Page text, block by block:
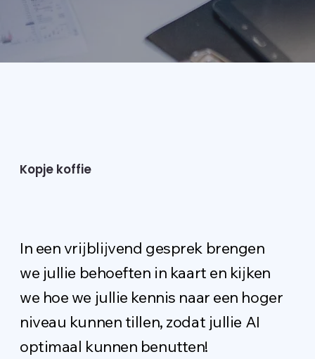
Kopje koffie
In een vrijblijvend gesprek brengen
we jullie behoeften in kaart en kijken
we hoe we jullie kennis naar een hoger
niveau kunnen tillen, zodat jullie AI
optimaal kunnen benutten!